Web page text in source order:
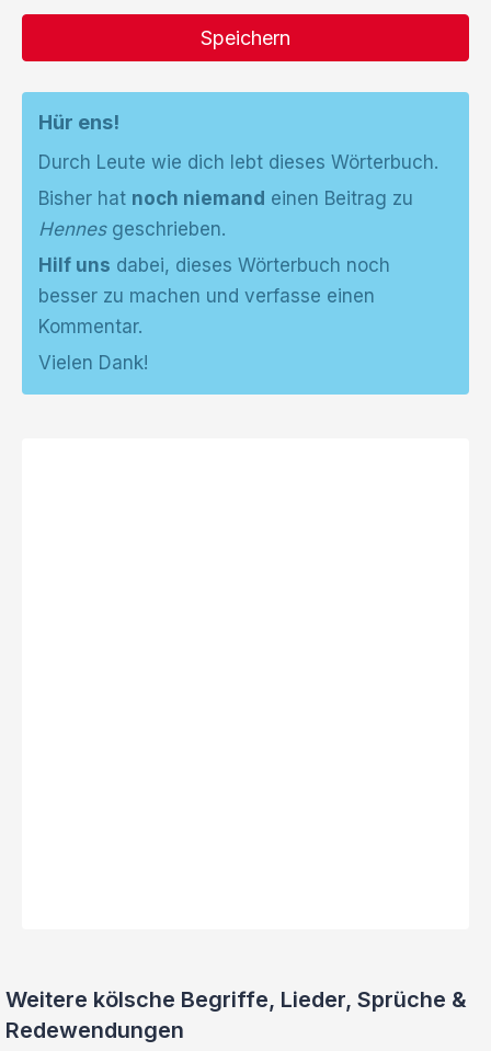
Speichern
Hür ens!
Durch Leute wie dich lebt dieses Wörterbuch.
Bisher hat noch niemand einen Beitrag zu
Hennesgeschrieben.
Hilf uns dabei, dieses Wörterbuch noch
besser zu machen und verfasse einen
Kommentar.
Vielen Dank!
Weitere kölsche Begriffe, Lieder, Sprüche &
Redewendungen